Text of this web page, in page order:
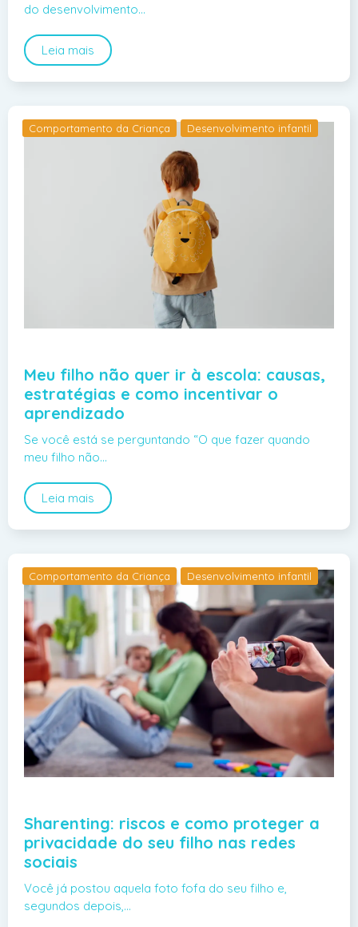
do desenvolvimento…
Leia mais
Comportamento da Criança Desenvolvimento infantil
Meu filho não quer ir à escola: causas,
estratégias e como incentivar o
aprendizado
Se você está se perguntando “O que fazer quando
meu filho não…
Leia mais
Comportamento da Criança Desenvolvimento infantil
Sharenting: riscos e como proteger a
privacidade do seu filho nas redes
sociais
Você já postou aquela foto fofa do seu filho e,
segundos depois,…